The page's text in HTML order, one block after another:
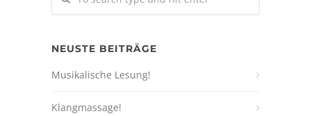
NEUSTE BEITRÄGE
Musikalische Lesung!
Klangmassage!